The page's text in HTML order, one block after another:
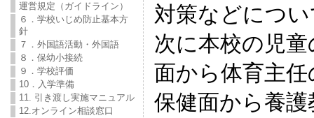
運営規定（ガイドライン）
６．学校いじめ防止基本方
針
７．外国語活動・外国語
８．保幼小接続
９．学校評価
10．入学準備
11. 引き渡し実施マニュアル
12.オンライン相談窓口
対策などにつ
次に本校の児
面から体育主
保健面から養